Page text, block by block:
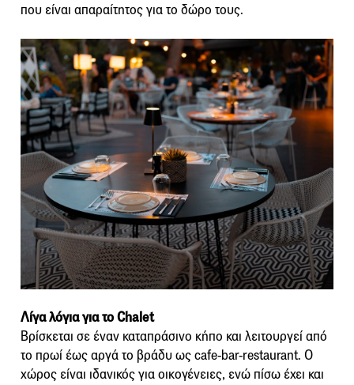
που είναι απαραίτητος για το δώρο τους.
Λίγα λόγια για το Chalet
Βρίσκεται σε έναν καταπράσινο κήπο και λειτουργεί από
το πρωί έως αργά το βράδυ ως cafe-bar-restaurant. Ο
χώρος είναι ιδανικός για οικογένειες, ενώ πίσω έχει και